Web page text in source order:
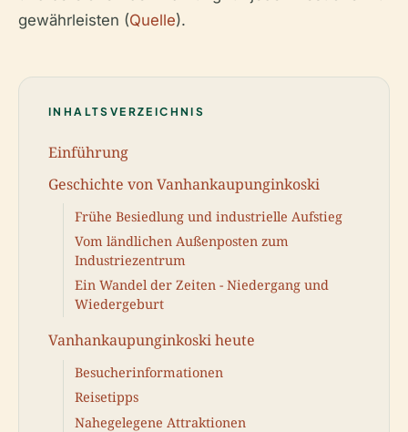
gewährleisten (Quelle).
INHALTSVERZEICHNIS
Einführung
Geschichte von Vanhankaupunginkoski
Frühe Besiedlung und industrielle Aufstieg
Vom ländlichen Außenposten zum
Industriezentrum
Ein Wandel der Zeiten - Niedergang und
Wiedergeburt
Vanhankaupunginkoski heute
Besucherinformationen
Reisetipps
Nahegelegene Attraktionen